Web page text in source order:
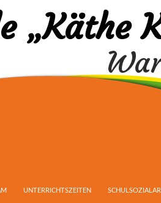
„Käthe
UNTERRICHTSZEITEN